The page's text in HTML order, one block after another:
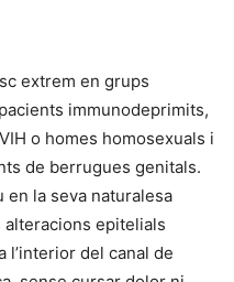
extrem en grups
immunodeprimits,
o homes homosexuals i
de berrugues genitals.
en la seva naturalesa
epitelials
del canal de